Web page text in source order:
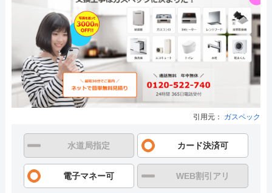
引用元： ガスペック
水道局指定 カード決済可
電子マネー可 WEB割引アリ